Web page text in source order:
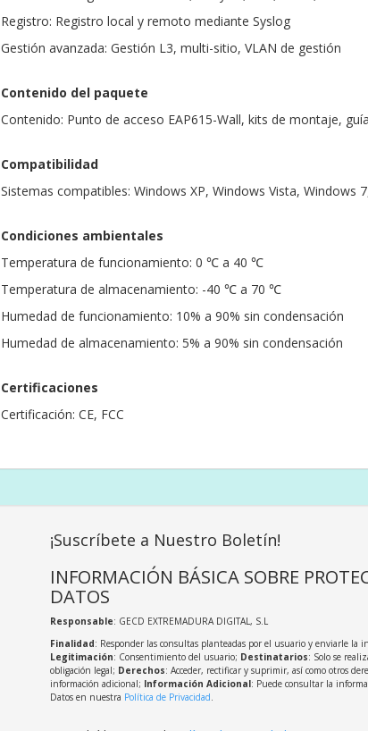
Registro: Registro local y remoto mediante Syslog
Gestión avanzada: Gestión L3, multi-sitio, VLAN de gestión
Contenido del paquete
Contenido: Punto de acceso EAP615-Wall, kits de montaje,
Compatibilidad
Sistemas compatibles: Windows XP, Windows Vista, Windows
Condiciones ambientales
Temperatura de funcionamiento: 0 ℃ a 40 ℃
Temperatura de almacenamiento: -40 ℃ a 70 ℃
Humedad de funcionamiento: 10% a 90% sin condensación
Humedad de almacenamiento: 5% a 90% sin condensación
Certificaciones
Certificación: CE, FCC
¡Suscríbete a Nuestro Boletín!
INFORMACIÓN BÁSICA SOBRE
DATOS
Responsable: GECD EXTREMADURA DIGITAL, S.L
Finalidad: Responder las consultas planteadas por el usuario y enviarle la
Legitimación: Consentimiento del usuario; Destinatarios: Solo se
obligación legal; Derechos: Acceder, rectificar y suprimir, así como otros
información adicional; Información Adicional: Puede consultar la
Datos en nuestra Política de Privacidad.